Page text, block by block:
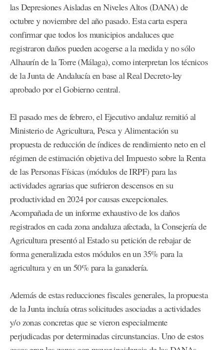
las Depresiones Aisladas en Niveles Altos (DANA) de
octubre y noviembre del año pasado. Esta carta espera
confirmar que todos los municipios andaluces que
registraron daños pueden acogerse a la medida y no sólo
Alhaurín de la Torre (Málaga), como interpretan los técnicos
de la Junta de Andalucía en base al Real Decreto-ley
aprobado por el Gobierno central.
El pasado mes de febrero, el Ejecutivo andaluz remitió al
Ministerio de Agricultura, Pesca y Alimentación su
propuesta de reducción de índices de rendimiento neto en el
régimen de estimación objetiva del Impuesto sobre la Renta
de las Personas Físicas (módulos de IRPF) para las
actividades agrarias que sufrieron descensos en su
productividad en 2024 por causas excepcionales.
Acompañada de un informe exhaustivo de los daños
registrados en cada zona andaluza afectada, la Consejería de
Agricultura presentó al Estado su petición de rebajar de
forma generalizada estos módulos en un 35% para la
agricultura y en un 50% para la ganadería.
Además de estas reducciones fiscales generales, la propuesta
de la Junta incluía otras solicitudes asociadas a actividades
y/o zonas concretas que se vieron especialmente
perjudicadas por determinadas circunstancias. Uno de estos